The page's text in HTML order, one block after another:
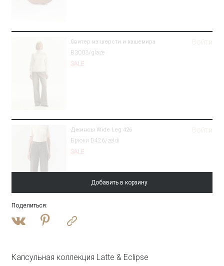
Свитер из шерсти и кашемира
B3003/glaze
SALE
Войти
Джинсы Wide Leg 426
Брюки D426/zeldi
SALE
Войти
Полупальто-халат из шерсти
Добавить в корзину
Поделиться:
Капсульная коллекция Latte & Eclipse